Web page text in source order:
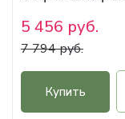
5 456 руб.
7 794 руб.
Купить